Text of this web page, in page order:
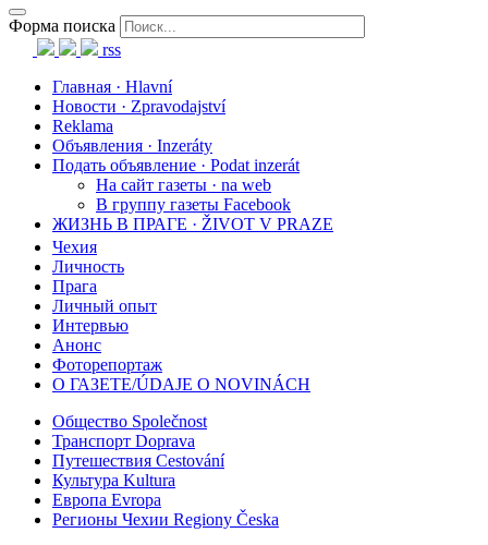
Форма поиска
rss
Главная · Hlavní
Новости · Zpravodajství
Reklama
Объявления · Inzeráty
Подать объявление · Podat inzerát
На сайт газеты · na web
В группу газеты Facebook
ЖИЗНЬ В ПРАГЕ · ŽIVOT V PRAZE
Чехия
Личность
Прага
Личный опыт
Интервью
Анонс
Фоторепортаж
О ГАЗЕТЕ/ÚDAJE O NOVINÁCH
Общество Společnost
Транспорт Doprava
Путешествия Cestování
Культура Kultura
Европа Evropa
Регионы Чехии Regiony Česka